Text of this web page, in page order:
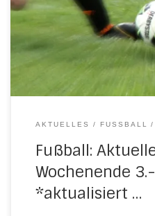
Manuel Berger, Jonatan May,
u. Joshua Braun Mittwoch, 1.
HerleshausenE-Jugend: H/N/
(0:1) […]
AKTUELLES FUSSBALL
Fußball:
Wochenende
*aktualisiert …